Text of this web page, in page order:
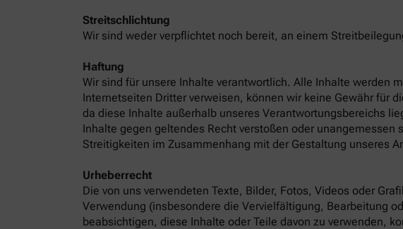
Streitschlichtung
Wir sind weder verpflichtet noch bereit, an einem
Haftung
Wir sind für unsere Inhalte verantwortlich. Alle Inhalte werden
Internetseiten Dritter verweisen, können wir keine Gewähr für
da diese Inhalte außerhalb unseres Verantwortungsbereichs
Inhalte gegen geltendes Recht verstoßen oder
Streitigkeiten im Zusammenhang mit der Gestaltung unseres
Urheberrecht
Die von uns verwendeten Texte, Bilder, Fotos, Videos oder
Verwendung (insbesondere die Vervielfältigung, Bearbeitung
beabsichtigen, diese Inhalte oder Teile davon zu verwenden,